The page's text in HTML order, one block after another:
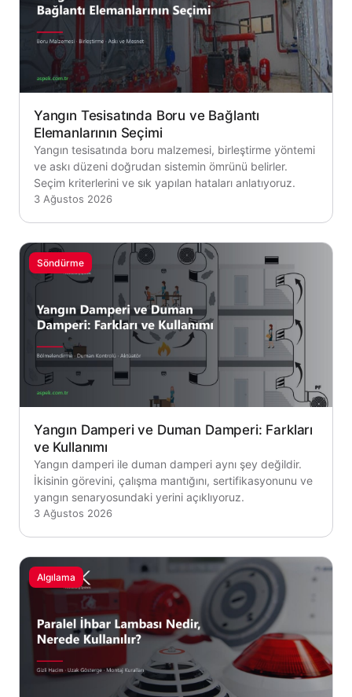
Yangın Tesisatında Boru ve Bağlantı
Elemanlarının Seçimi
Yangın tesisatında boru malzemesi, birleştirme yöntemi
ve askı düzeni doğrudan sistemin ömrünü belirler.
Seçim kriterlerini ve sık yapılan hataları anlatıyoruz.
3 Ağustos 2026
Söndürme
Yangın Damperi ve Duman Damperi: Farkları
ve Kullanımı
Yangın damperi ile duman damperi aynı şey değildir.
İkisinin görevini, çalışma mantığını, sertifikasyonunu ve
yangın senaryosundaki yerini açıklıyoruz.
3 Ağustos 2026
Algılama